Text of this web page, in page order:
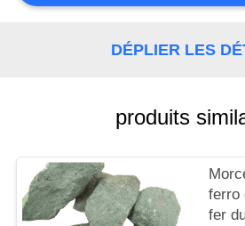
DU
SITE
DÉPLIER LES
produits
ferro
fer